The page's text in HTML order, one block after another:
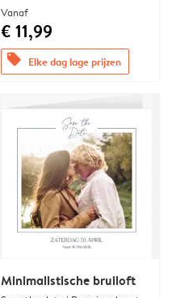
Vanaf
€ 11,99
offers Elke dag lage prijzen
Minimalistische bruiloft